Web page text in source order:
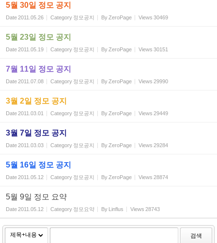
5월 30일 정모 공지
Date2011.05.26 Category 정모공지 By ZeroPage Views 30469
5월 23일 정모 공지
Date2011.05.19 Category 정모공지 By ZeroPage Views 30151
7월 11일 정모 공지
Date2011.07.08 Category 정모공지 By ZeroPage Views 29990
3월 2일 정모 공지
Date2011.03.01 Category 정모공지 By ZeroPage Views 29449
3월 7일 정모 공지
Date2011.03.03 Category 정모공지 By ZeroPage Views 29284
5월 16일 정모 공지
Date2011.05.12 Category 정모공지 By ZeroPage Views 28874
5월 9일 정모 요약
Date2011.05.12 Category 정모요약 By Linflus Views 28743
검색